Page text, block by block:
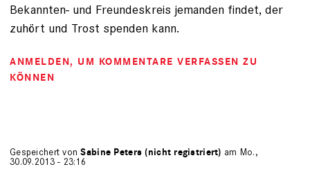
Bekannten- und Freundeskreis jemanden findet, der
zuhört und Trost spenden kann.
ANMELDEN, UM KOMMENTARE VERFASSEN ZU
KÖNNEN
Gespeichert vonSabine Peters (nicht registriert) am Mo.,
30.09.2013 - 23:16